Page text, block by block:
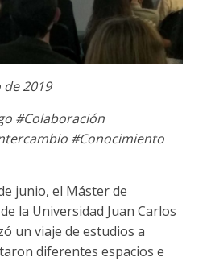
de 2019
#Colaboración
#Conocimiento
junio, el Máster de
la Universidad Juan Carlos
un viaje de estudios a
diferentes espacios e